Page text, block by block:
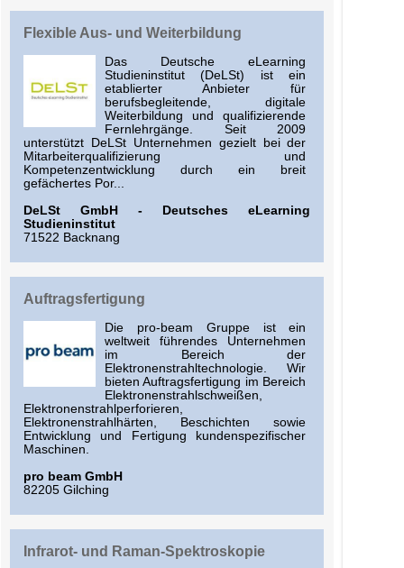
Flexible Aus- und Weiterbildung
Das Deutsche eLearning
Studieninstitut (DeLSt) ist ein
etablierter Anbieter für
berufsbegleitende, digitale
Weiterbildung und qualifizierende
Fernlehrgänge. Seit 2009
unterstützt DeLSt Unternehmen gezielt bei der
Mitarbeiterqualifizierung und
Kompetenzentwicklung durch ein breit
gefächertes Por...
DeLSt GmbH - Deutsches eLearning
Studieninstitut
71522 Backnang
Auftragsfertigung
Die pro-beam Gruppe ist ein
weltweit führendes Unternehmen
im Bereich der
Elektronenstrahltechnologie. Wir
bieten Auftragsfertigung im Bereich
Elektronenstrahlschweißen,
Elektronenstrahlperforieren,
Elektronenstrahlhärten, Beschichten sowie
Entwicklung und Fertigung kundenspezifischer
Maschinen.
pro beam GmbH
82205 Gilching
Infrarot- und Raman-Spektroskopie